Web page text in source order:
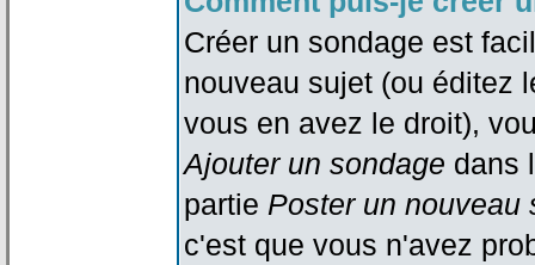
Créer un sondage est
nouveau sujet (ou éditez
vous en avez le droit),
Ajouter un sondage dans
partie Poster un nouveau
c'est que vous n'avez